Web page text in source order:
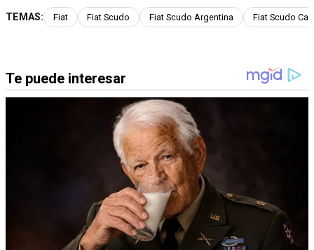
TEMAS: Fiat Fiat Scudo Fiat Scudo Argentina Fiat Scudo